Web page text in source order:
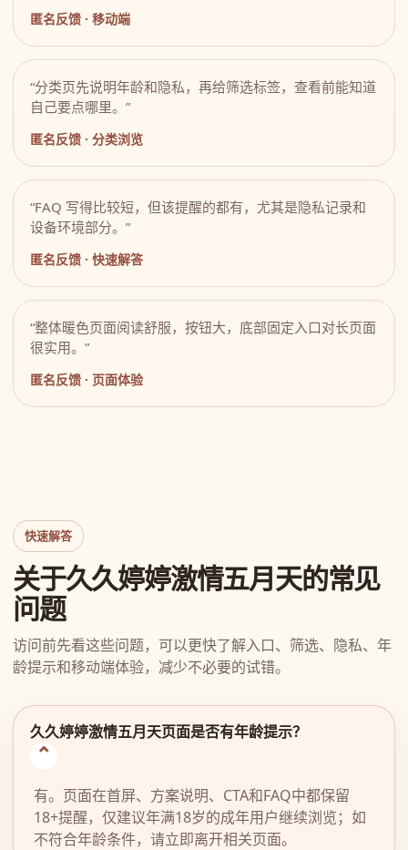
匿名反馈 · 移动端
“分类页先说明年龄和隐私，再给筛选标签，查看前能知道
自己要点哪里。”
匿名反馈 · 分类浏览
“FAQ 写得比较短，但该提醒的都有，尤其是隐私记录和
设备环境部分。”
匿名反馈 · 快速解答
“整体暖色页面阅读舒服，按钮大，底部固定入口对长页面
很实用。”
匿名反馈 · 页面体验
快速解答
关于久久婷婷激情五月天的常见
问题
访问前先看这些问题，可以更快了解入口、筛选、隐私、年
龄提示和移动端体验，减少不必要的试错。
久久婷婷激情五月天页面是否有年龄提示？
有。页面在首屏、方案说明、CTA和FAQ中都保留
18+提醒，仅建议年满18岁的成年用户继续浏览；如
不符合年龄条件，请立即离开相关页面。